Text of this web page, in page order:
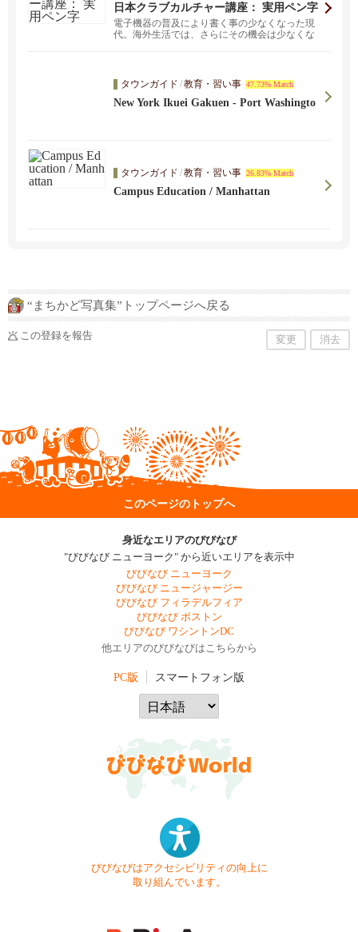
日本クラブカルチャー講座： 実用ペン字
電子機器の普及により書く事の少なくなった現
代。海外生活では、さらにその機会は少なくな
タウンガイド /教育・習い事 47.73% Match
New York Ikuei Gakuen - Port Washingto
タウンガイド /教育・習い事 26.83% Match
Campus Education / Manhattan
“まちかど写真集”トップページへ戻る
この登録を報告 変更 消去
このページのトップへ
身近なエリアのびびなび
"びびなび ニューヨーク" から近いエリアを表示中
びびなび ニューヨーク
びびなび ニュージャージー
びびなび フィラデルフィア
びびなび ボストン
びびなび ワシントンDC
他エリアのびびなびはこちらから
PC版 スマートフォン版
びびなびはアクセシビリティの向上に
取り組んでいます。